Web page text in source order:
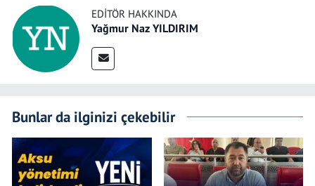
EDITÖR HAKKINDA
Yağmur Naz YILDIRIM
Bunlar da ilginizi çekebilir